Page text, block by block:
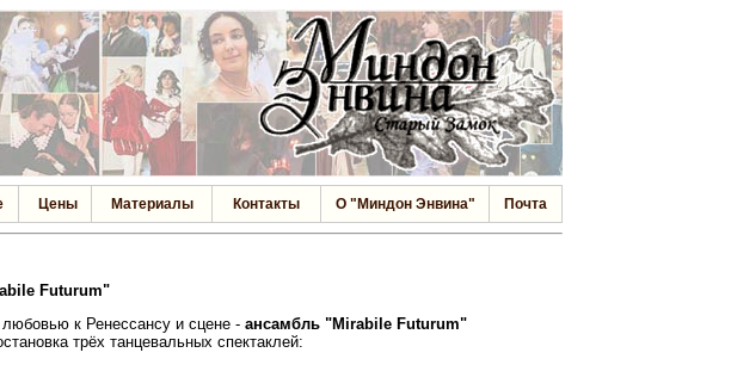
Цены Материалы Контакты О "Миндон Энвина" Почта
Futurum"
к Ренессансу и сцене - ансамбль "Mirabile Futurum"
трёх танцевальных спектаклей: